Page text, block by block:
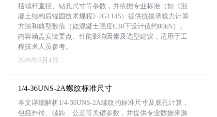
括螺杆直径、钻孔尺寸等参数，并依据专业标准（如《混
凝土结构后锚固技术规程》JGJ 145）提供抗拔承载力计算
方法和典型数值（如混凝土强度C30下设计值约80kN）。
内容涵盖安装要点、性能影响因素及选型建议，适用于工
程技术人员参考。
2026年8月4日
1/4-36UNS-2A螺纹标准尺寸
本文详细解析1/4-36UNS-2A螺纹的标准尺寸及底孔计算，
包括外径、螺距、公差等关键参数，并提供专业数据来源